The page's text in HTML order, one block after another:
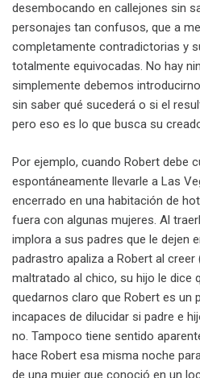
desembocando en callejones sin
personajes tan confusos, que a
completamente contradictorias y
totalmente equivocadas. No hay
simplemente debemos
sin saber qué sucederá o si el
pero eso es lo que busca su
Por ejemplo, cuando Robert debe
espontáneamente llevarle a Las
encerrado en una habitación de
fuera con algunas mujeres. Al
implora a sus padres que le dejen
padrastro apaliza a Robert al
maltratado al chico, su hijo le dice
quedarnos claro que Robert es un
incapaces de dilucidar si padre e
no. Tampoco tiene sentido
hace Robert esa misma noche
de una mujer que conoció en un